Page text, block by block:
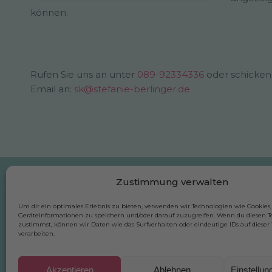
Zustimmung verwalten
Um dir ein optimales Erlebnis zu bieten, verwenden wir Technologien wie
Geräteinformationen zu speichern und/oder darauf zuzugreifen. Wenn du diesen
zustimmst, können wir Daten wie das Surfverhalten oder eindeutige IDs auf dieser
verarbeiten.
Akzeptieren Ablehnen
können.
Rufen Sie uns an unter 089-92334336 oder
Email an: sk@stefanie-berlinger.de
ehemals Kriesl
St.-Emmeram 52
81925 München-Oberföhring
Telefon: 089-92334336